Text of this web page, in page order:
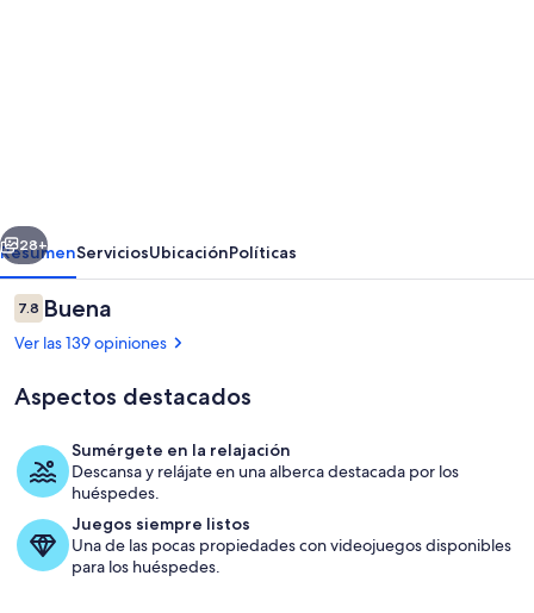
Waterpark
Access
Orlando
Theme
Parks
Siguiente
28+
ResumenServiciosUbicaciónPolíticas
Opiniones
7.87.8 de 10,
Buena
Ver las 139 opiniones
Aspectos destacados
Sumérgete en la relajación
Descansa y relájate en una alberca destacada por los
huéspedes.
Juegos siempre listos
Una de las pocas propiedades con videojuegos disponibles
para los huéspedes.